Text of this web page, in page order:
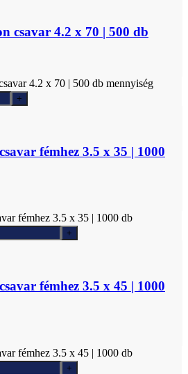
csavar 4.2 x 70 | 500 db
4.2 x 70 | 500 db mennyiség
fémhez 3.5 x 35 | 1000
fémhez 3.5 x 35 | 1000 db
fémhez 3.5 x 45 | 1000
fémhez 3.5 x 45 | 1000 db